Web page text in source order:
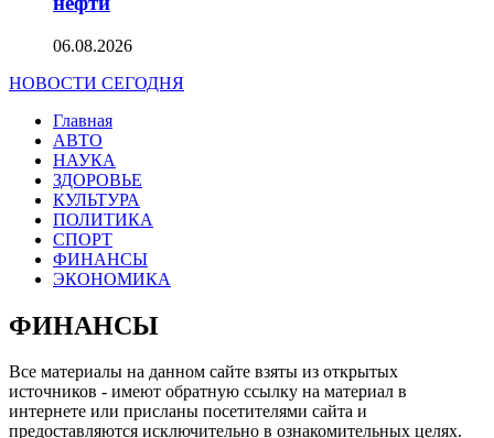
06.08.2026
НОВОСТИ СЕГОДНЯ
Главная
АВТО
НАУКА
ЗДОРОВЬЕ
КУЛЬТУРА
ПОЛИТИКА
СПОРТ
ФИНАНСЫ
ЭКОНОМИКА
ФИНАНСЫ
Все материалы на данном сайте взяты из открытых
источников - имеют обратную ссылку на материал в
интернете или присланы посетителями сайта и
предоставляются исключительно в ознакомительных целях.